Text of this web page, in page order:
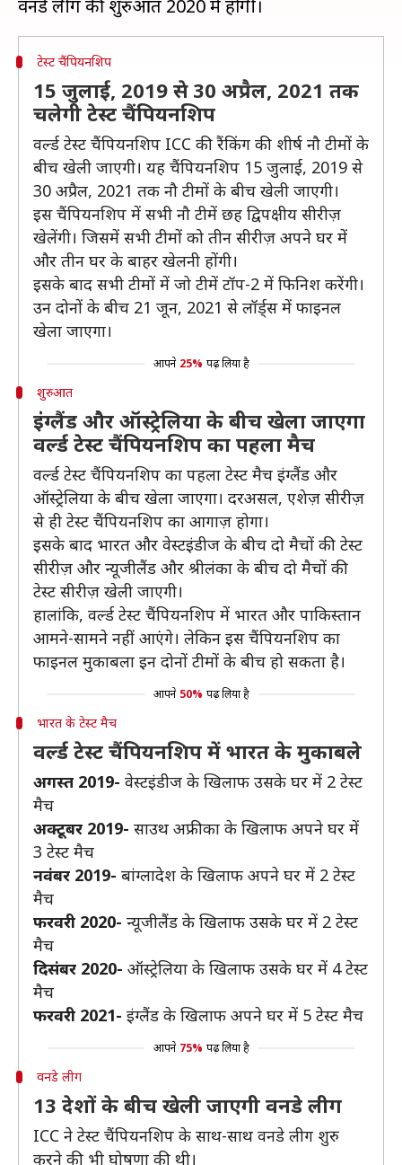
टेस्ट चैंपियनशिप
15 जुलाई, 2019 से 30 अप्रैल, 2021 तक
चलेगी टेस्ट चैंपियनशिप
वर्ल्ड टेस्ट चैंपियनशिप ICC की रैंकिंग की शीर्ष नौ टीमों के
बीच खेली जाएगी। यह चैंपियनशिप 15 जुलाई, 2019 से
30 अप्रैल, 2021 तक नौ टीमों के बीच खेली जाएगी।
इस चैंपियनशिप में सभी नौ टीमें छह द्विपक्षीय सीरीज़
खेलेंगी। जिसमें सभी टीमों को तीन सीरीज़ अपने घर में
और तीन घर के बाहर खेलनी होंगी।
इसके बाद सभी टीमों में जो टीमें टॉप-2 में फिनिश करेंगी।
उन दोनों के बीच 21 जून, 2021 से लॉर्ड्स में फाइनल
खेला जाएगा।
आपने 25% पढ़ लिया है
शुरुआत
इंग्लैंड और ऑस्ट्रेलिया के बीच खेला जाएगा
वर्ल्ड टेस्ट चैंपियनशिप का पहला मैच
वर्ल्ड टेस्ट चैंपियनशिप का पहला टेस्ट मैच इंग्लैंड और
ऑस्ट्रेलिया के बीच खेला जाएगा। दरअसल, एशेज़ सीरीज़
से ही टेस्ट चैंपियनशिप का आगाज़ होगा।
इसके बाद भारत और वेस्टइंडीज के बीच दो मैचों की टेस्ट
सीरीज़ और न्यूजीलैंड और श्रीलंका के बीच दो मैचों की
टेस्ट सीरीज़ खेली जाएगी।
हालांकि, वर्ल्ड टेस्ट चैंपियनशिप में भारत और पाकिस्तान
आमने-सामने नहीं आएंगे। लेकिन इस चैंपियनशिप का
फाइनल मुकाबला इन दोनों टीमों के बीच हो सकता है।
आपने 50% पढ़ लिया है
भारत के टेस्ट मैच
वर्ल्ड टेस्ट चैंपियनशिप में भारत के मुकाबले
अगस्त 2019- वेस्टइंडीज के खिलाफ उसके घर में 2 टेस्ट
मैच
अक्टूबर 2019- साउथ अफ्रीका के खिलाफ अपने घर में
3 टेस्ट मैच
नवंबर 2019- बांग्लादेश के खिलाफ अपने घर में 2 टेस्ट
मैच
फरवरी 2020- न्यूजीलैंड के खिलाफ उसके घर में 2 टेस्ट
मैच
दिसंबर 2020- ऑस्ट्रेलिया के खिलाफ उसके घर में 4 टेस्ट
मैच
फरवरी 2021- इंग्लैंड के खिलाफ अपने घर में 5 टेस्ट मैच
आपने 75% पढ़ लिया है
वनडे लीग
13 देशों के बीच खेली जाएगी वनडे लीग
ICC ने टेस्ट चैंपियनशिप के साथ-साथ वनडे लीग शुरु
करने की भी घोषणा की थी।